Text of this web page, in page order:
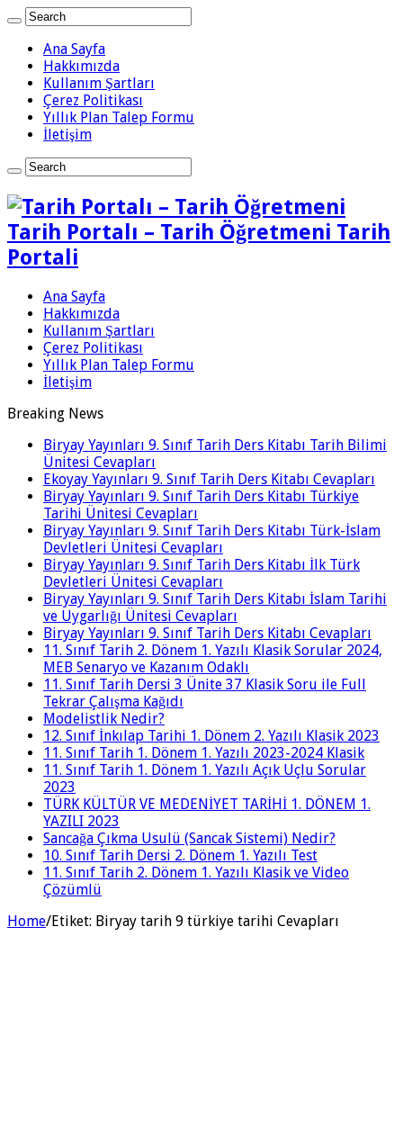
Ana Sayfa
Hakkımızda
Kullanım Şartları
Çerez Politikası
Yıllık Plan Talep Formu
İletişim
Tarih Portalı – Tarih Öğretmeni Tarih
Portali
Ana Sayfa
Hakkımızda
Kullanım Şartları
Çerez Politikası
Yıllık Plan Talep Formu
İletişim
Breaking News
Biryay Yayınları 9. Sınıf Tarih Ders Kitabı Tarih Bilimi
Ünitesi Cevapları
Ekoyay Yayınları 9. Sınıf Tarih Ders Kitabı Cevapları
Biryay Yayınları 9. Sınıf Tarih Ders Kitabı Türkiye
Tarihi Ünitesi Cevapları
Biryay Yayınları 9. Sınıf Tarih Ders Kitabı Türk-İslam
Devletleri Ünitesi Cevapları
Biryay Yayınları 9. Sınıf Tarih Ders Kitabı İlk Türk
Devletleri Ünitesi Cevapları
Biryay Yayınları 9. Sınıf Tarih Ders Kitabı İslam Tarihi
ve Uygarlığı Ünitesi Cevapları
Biryay Yayınları 9. Sınıf Tarih Ders Kitabı Cevapları
11. Sınıf Tarih 2. Dönem 1. Yazılı Klasik Sorular 2024,
MEB Senaryo ve Kazanım Odaklı
11. Sınıf Tarih Dersi 3 Ünite 37 Klasik Soru ile Full
Tekrar Çalışma Kağıdı
Modelistlik Nedir?
12. Sınıf İnkılap Tarihi 1. Dönem 2. Yazılı Klasik 2023
11. Sınıf Tarih 1. Dönem 1. Yazılı 2023-2024 Klasik
11. Sınıf Tarih 1. Dönem 1. Yazılı Açık Uçlu Sorular
2023
TÜRK KÜLTÜR VE MEDENİYET TARİHİ 1. DÖNEM 1.
YAZILI 2023
Sancağa Çıkma Usulü (Sancak Sistemi) Nedir?
10. Sınıf Tarih Dersi 2. Dönem 1. Yazılı Test
11. Sınıf Tarih 2. Dönem 1. Yazılı Klasik ve Video
Çözümlü
Home/Etiket: Biryay tarih 9 türkiye tarihi Cevapları